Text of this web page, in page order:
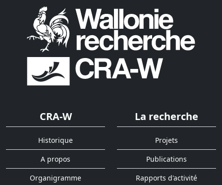
CRA-W
Historique
A propos
Organigramme
La recherche
Projets
Publications
Rapports d'activité